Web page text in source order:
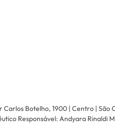
Botelho, 1900 | Centro | São
Responsável: Andyara Rinaldi